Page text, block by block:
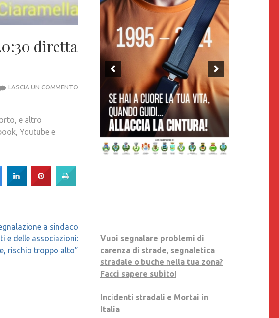
diretta
LASCIA UN COMMENTODIRETTA
PRESIDENTE
FACEBOOK,
LINKEDIN
e altro
Youtube e
a sindaco
e delle associazioni:
rischio troppo alto”
Vuoi segnalare problemi di
carenza di strade, segnaletica
stradale o buche nella tua zona?
Facci sapere subito!
Incidenti stradali e Mortai in
Italia